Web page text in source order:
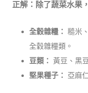
正解：除了蔬菜水果
全穀雜糧： 糙米
全穀雜糧類。
豆類： 黃豆、黑
堅果種子：
亞麻